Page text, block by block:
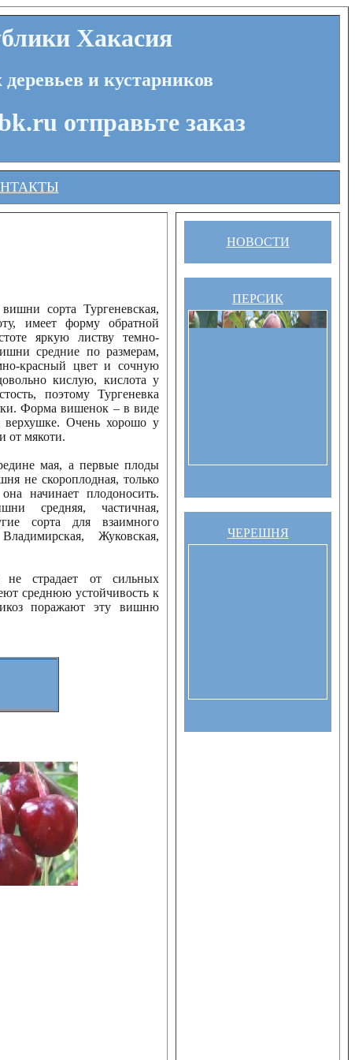
Хакасия
и кустарников
отправьте заказ
сорта Тургеневская,
имеет форму обратной
яркую листву темно-
средние по размерам,
красный цвет и сочную
кислую, кислота у
поэтому Тургеневка
Форма вишенок – в виде
верхушке. Очень хорошо у
от мякоти.
мая, а первые плоды
не скороплодная, только
начинает плодоносить.
средняя, частичная,
сорта для взаимного
Жуковская,
не страдает от сильных
среднюю устойчивость к
поражают эту вишню
НОВОСТИ
ПЕРСИК
ЧЕРЕШНЯ